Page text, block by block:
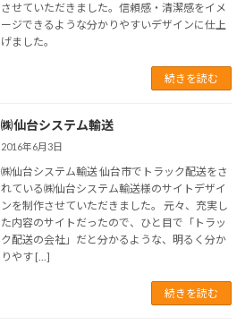
させていただきました。信頼感・清潔感をイメ
ージできるような分かりやすいデザインに仕上
げました。
続きを読む
㈱仙台システム輸送
2016年6月3日
㈱仙台システム輸送 仙台市でトラック配送をさ
れている㈱仙台システム輸送様のサイトデザイ
ンを制作させていただきました。 元々、充実し
た内容のサイトだったので、ひと目で「トラッ
ク配送の会社」だと分かるような、明るく分か
りやす […]
続きを読む